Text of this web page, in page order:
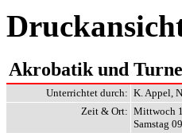
Akrobatik und
Unterrichtet durch: K. Appel,
Zeit & Ort: Mittwoch
Samstag